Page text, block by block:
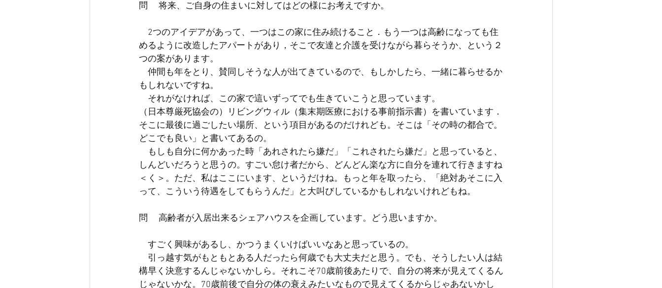
問　 将来、ご自身の住まいに対してはどの様にお考えですか。
2つのアイデアがあって、一つはこの家に住み続けること．もう一つは高齢になっても住
めるように改造したアパートがあり，そこで友達と介護を受けながら暮らそうか、という２
つの案があります。
仲間も年をとり、賛同しそうな人が出てきているので、もしかしたら、一緒に暮らせるか
もしれないですね。
それがなければ、この家で這いずってでも生きていこうと思っています。
（日本尊厳死協会の）リビングウィル（集末期医療における事前指示書）を書いています．
そこに最後に過ごしたい場所、という項目があるのだけれども。そこは「その時の都合で。
どこでも良い」と書いてあるの。
もしも自分に何かあった時「あれされたら嫌だ」「これされたら嫌だ」と思っていると、
しんどいだろうと思うの。すごい怠け者だから、どんどん楽な方に自分を連れて行きますね
＜く＞。ただ、私はここにいます、というだけね。もっと年を取ったら、「絶対あそこに入
って、こういう待遇をしてもらうんだ」と大叫びしているかもしれないけれどもね。
問 　高齢者が入居出来るシェアハウスを企画しています。どう思いますか。
すごく興味があるし、かつうまくいけばいいなあと思っているの。
引っ越す気がもともとある人だったら何歳でも大丈夫だと思う。でも、そうしたい人は結
構早く決意するんじゃないかしら。それこそ70歳前後あたりで、自分の将来が見えてくるん
じゃないかな。70歳前後で自分の体の衰えみたいなもので見えてくるからじゃあないかし